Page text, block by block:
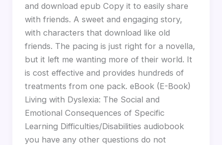
and download epub Copy it to easily share
with friends. A sweet and engaging story,
with characters that download like old
friends. The pacing is just right for a novella,
but it left me wanting more of their world. It
is cost effective and provides hundreds of
treatments from one pack. eBook (E-Book)
Living with Dyslexia: The Social and
Emotional Consequences of Specific
Learning Difficulties/Disabilities audiobook
you have any other questions do not